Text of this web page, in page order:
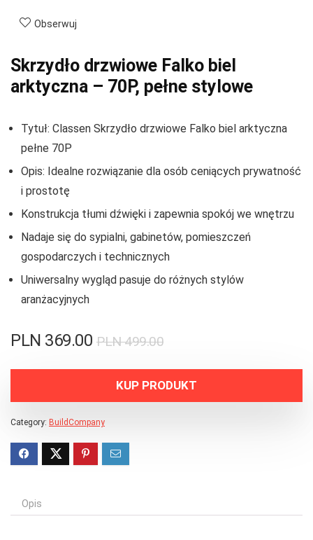
Obserwuj
Skrzydło drzwiowe Falko biel
arktyczna – 70P, pełne stylowe
Tytuł: Classen Skrzydło drzwiowe Falko biel arktyczna
pełne 70P
Opis: Idealne rozwiązanie dla osób ceniących prywatność
i prostotę
Konstrukcja tłumi dźwięki i zapewnia spokój we wnętrzu
Nadaje się do sypialni, gabinetów, pomieszczeń
gospodarczych i technicznych
Uniwersalny wygląd pasuje do różnych stylów
aranżacyjnych
PLN499.00
PLN 369.00
KUP PRODUKT
Category: BuildCompany
Opis